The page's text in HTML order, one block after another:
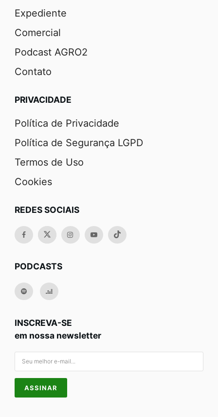
Expediente
Comercial
Podcast AGRO2
Contato
PRIVACIDADE
Política de Privacidade
Política de Segurança LGPD
Termos de Uso
Cookies
REDES SOCIAIS
PODCASTS
INSCREVA-SE
em nossa newsletter